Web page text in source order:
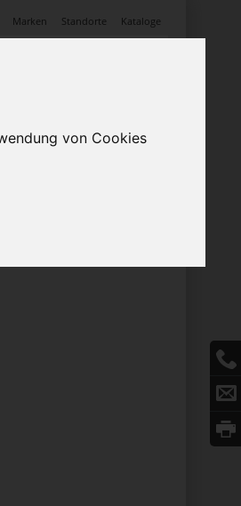
von Cookies
Marken Standorte Kataloge
Angebote